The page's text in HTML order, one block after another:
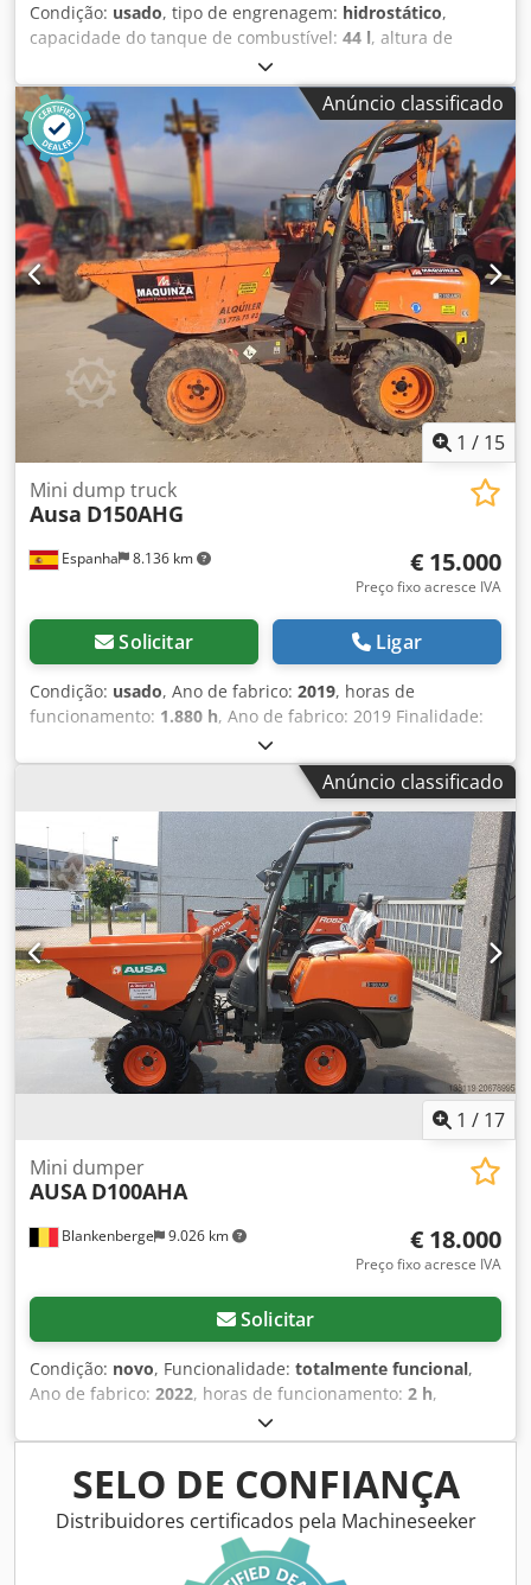
Condição: usado, tipo de engrenagem: hidrostático,
capacidade do tanque de combustível: 44 l, altura de
, Ano de fabrico:
funcionamento:3.420 h, Transmissão: 2 velocidades
Finalidade: Mineração Peso vazio: 2.780 kg Carga útil: 3.500
kg Chedpfx Ajy Nctloh Eja Peso bruto total: 6.280 kg
Dimensões (C x L x A): 412 x 186 x 296 cm Capacidade do
compartimento de carga: 2.737 l
Anúncio classificado
1 / 15
Espanha 8.136 km
Mini dump truck
Ausa D150AHG
€ 15.000
Preço fixo acresce IVA
Solicitar Ligar
Condição: usado, Ano de fabrico: 2019, horas de
funcionamento: 1.880 h, Ano de fabrico: 2019 Finalidade:
Mineração Chsdpfx Asx U U Hzeh Eoa Peso em vazio: 1.510
kg Carga útil: 1.500 kg Peso bruto: 3.010 kg Dimensões (C x
Anúncio classificado
1 / 17
Blankenberge 9.026 km
Mini dumper
AUSA D100AHA
€ 18.000
Preço fixo acresce IVA
Solicitar
Condição: novo, Funcionalidade: totalmente funcional,
Ano de fabrico: 2022, horas de funcionamento: 2 h,
tração integral, novo dumper Ausa ano de
construção 2022 dumper de descarga elevada Chjdpsx
Dcmxsfx Ah Esa transmissão hidrostática iluminação para
circulação rodoviária
SELO DE CONFIANÇA
Distribuidores certificados pela Machineseeker